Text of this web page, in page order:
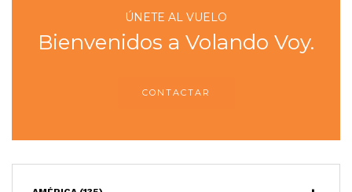
ÚNETE AL VUELO
Bienvenidos a Volando Voy.
CONTACTAR